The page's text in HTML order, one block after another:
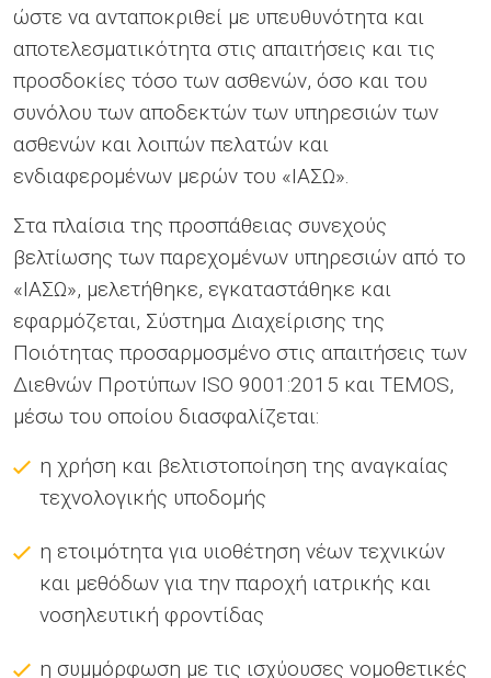
ώστε να ανταποκριθεί με υπευθυνότητα και
αποτελεσματικότητα στις απαιτήσεις και τις
προσδοκίες τόσο των ασθενών, όσο και του
συνόλου των αποδεκτών των υπηρεσιών των
ασθενών και λοιπών πελατών και
ενδιαφερομένων μερών του «ΙΑΣΩ».
Στα πλαίσια της προσπάθειας συνεχούς
βελτίωσης των παρεχομένων υπηρεσιών από το
«ΙΑΣΩ», μελετήθηκε, εγκαταστάθηκε και
εφαρμόζεται, Σύστημα Διαχείρισης της
Ποιότητας προσαρμοσμένο στις απαιτήσεις των
Διεθνών Προτύπων ISO 9001:2015 και TEMOS,
μέσω του οποίου διασφαλίζεται:
η χρήση και βελτιστοποίηση της αναγκαίας
τεχνολογικής υποδομής
η ετοιμότητα για υιοθέτηση νέων τεχνικών
και μεθόδων για την παροχή ιατρικής και
νοσηλευτική φροντίδας
η συμμόρφωση με τις ισχύουσες νομοθετικές